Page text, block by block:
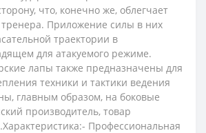
что, конечно же, облегчает
тренера. Приложение силы в них
траектории в
для атакуемого режиме.
лапы также предназначены для
техники и тактики ведения
главным образом, на боковые
производитель, товар
Профессиональная